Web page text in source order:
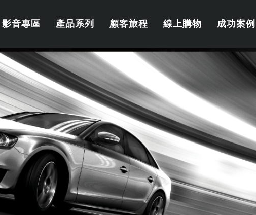
影音專區 產品系列 顧客旅程 線上購物 成功案例